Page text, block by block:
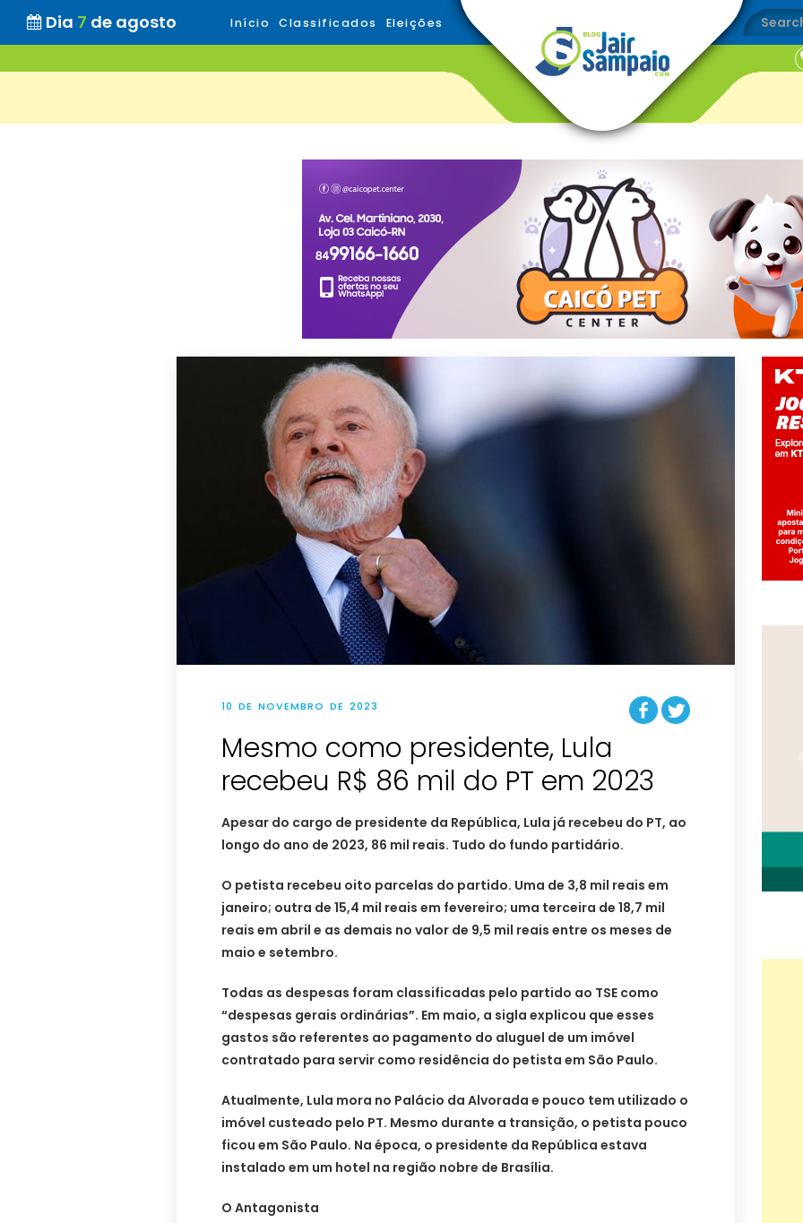
Dia 7 de agosto Início Classificados Eleições
10 DE NOVEMBRO DE 2023
Mesmo como presidente, Lula
recebeu R$ 86 mil do PT em 2023
Apesar do cargo de presidente da República, Lula já recebeu do PT, ao
longo do ano de 2023, 86 mil reais. Tudo do fundo partidário.
O petista recebeu oito parcelas do partido. Uma de 3,8 mil reais em
janeiro; outra de 15,4 mil reais em fevereiro; uma terceira de 18,7 mil
reais em abril e as demais no valor de 9,5 mil reais entre os meses de
maio e setembro.
Todas as despesas foram classificadas pelo partido ao TSE como
“despesas gerais ordinárias”. Em maio, a sigla explicou que esses
gastos são referentes ao pagamento do aluguel de um imóvel
contratado para servir como residência do petista em São Paulo.
Atualmente, Lula mora no Palácio da Alvorada e pouco tem utilizado o
imóvel custeado pelo PT. Mesmo durante a transição, o petista pouco
ficou em São Paulo. Na época, o presidente da República estava
instalado em um hotel na região nobre de Brasília.
O Antagonista